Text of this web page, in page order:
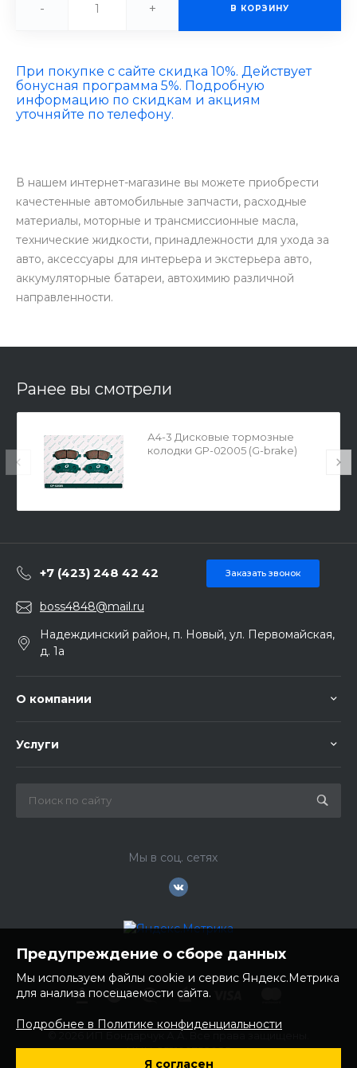
- + В КОРЗИНУ
При покупке с сайте скидка 10%. Действует
бонусная программа 5%. Подробную
информацию по скидкам и акциям
уточняйте по телефону.
В нашем интернет-магазине вы можете приобрести
качестенные автомобильные запчасти, расходные
материалы, моторные и трансмиссионные масла,
технические жидкости, принадлежности для ухода за
авто, аксессуары для интерьера и экстерьера авто,
аккумуляторные батареи, автохимию различной
направленности.
Ранее вы смотрели
А4-3 Дисковые тормозные
колодки GP-02005 (G-brake)
+7 (423) 248 42 42 Заказать звонок
boss4848@mail.ru
Надеждинский район, п. Новый, ул. Первомайская,
д. 1а
О компании
Услуги
Мы в соц. сетях
ИНН: 252100758085
Предупреждение о сборе данных
Мы используем файлы cookie и сервис Яндекс.Метрика
для анализа посещаемости сайта.
Подробнее в Политике конфиденциальности
Я согласен